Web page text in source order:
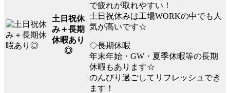
土日祝休
み＋長期
休暇あり
◎
で疲れが取れやすい！
土日祝休みは工場WORKの中でも人
気が高いです☆
◇長期休暇
年末年始・GW・夏季休暇等の長期
休暇もあります☆
のんびり過ごしてリフレッシュでき
ます！